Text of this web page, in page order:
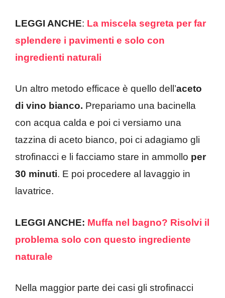
LEGGI ANCHE: La miscela segreta per far
splendere i pavimenti e solo con
ingredienti naturali
Un altro metodo efficace è quello dell’aceto
di vino bianco. Prepariamo una bacinella
con acqua calda e poi ci versiamo una
tazzina di aceto bianco, poi ci adagiamo gli
strofinacci e li facciamo stare in ammollo per
30 minuti. E poi procedere al lavaggio in
lavatrice.
LEGGI ANCHE: Muffa nel bagno? Risolvi il
problema solo con questo ingrediente
naturale
Nella maggior parte dei casi gli strofinacci